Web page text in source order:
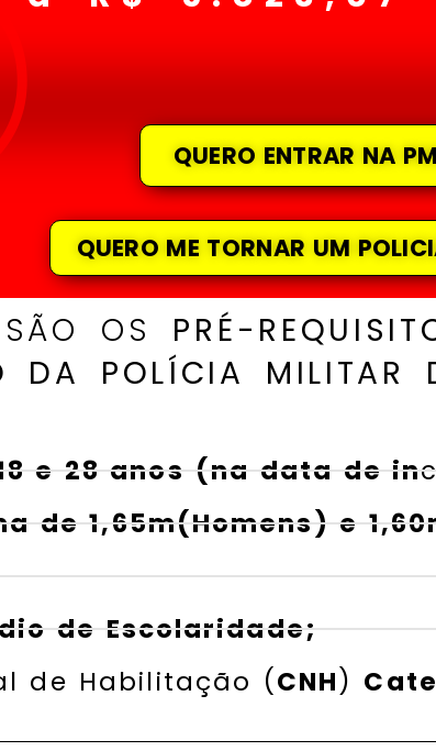
QUERO ENTRAR NA
QUERO ME TORNAR UM
OS PRÉ-
DA POLÍCIA MILITAR
e 28 anos (na data de in
de 1,65m(Homens) e
de Escolaridade;
de Habilitação (CNH)